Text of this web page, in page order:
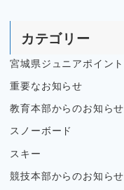
カテゴリー
宮城県ジュニアポイント
重要なお知らせ
教育本部からのお知らせ
スノーボード
スキー
競技本部からのお知らせ